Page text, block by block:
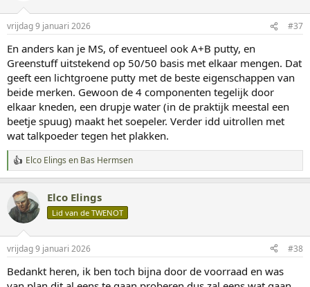
n
e
n
:
vrijdag 9 januari 2026 #37
En anders kan je MS, of eventueel ook A+B putty, en
Greenstuff uitstekend op 50/50 basis met elkaar mengen. Dat
geeft een lichtgroene putty met de beste eigenschappen van
beide merken. Gewoon de 4 componenten tegelijk door
elkaar kneden, een drupje water (in de praktijk meestal een
beetje spuug) maakt het soepeler. Verder idd uitrollen met
wat talkpoeder tegen het plakken.
W
a
r
d
e
n
e
Elco Elings en Bas Hermsen
Elco Elings
Lid van de TWENOT
vrijdag 9 januari 2026 #38
Bedankt heren, ik ben toch bijna door de voorraad en was